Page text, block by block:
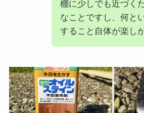
棚に少しでも近づく
なことですし、何と
すること自体が楽し